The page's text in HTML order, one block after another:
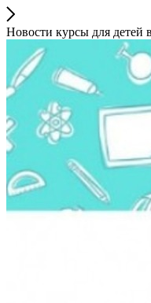
Новости курсы для детей